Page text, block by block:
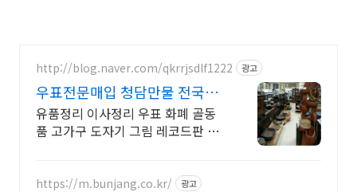
http://blog.naver.com/qkrrjsdlf1222 광고
우표전문매입 청담만물 전국무
료감정,모든물건고가매입
유품정리 이사정리 우표 화폐 골동
품 고가구 도자기 그림 레코드판 무
https://m.bunjang.co.kr/ 광고